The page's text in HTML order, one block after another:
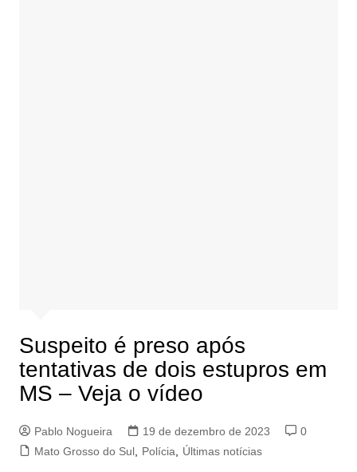
Suspeito é preso após
tentativas de dois estupros em
MS – Veja o vídeo
Pablo Nogueira 19 de dezembro de 2023
0
Mato Grosso do Sul, Polícia Últimas notícias